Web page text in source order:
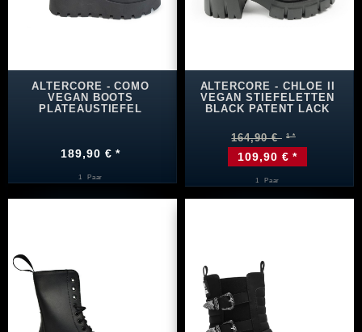
ALTERCORE - COMO
VEGAN BOOTS
PLATEAUSTIEFEL
189,90 € *
1 Paar
ALTERCORE - CHLOE II
VEGAN STIEFELETTEN
BLACK PATENT LACK
164,90 €
109,90 € *
1 Paar